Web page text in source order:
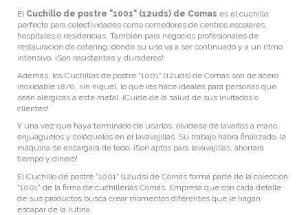
El Cuchillo de postre "1001" (12uds) de Comas es el cuchillo
perfecto para colectividades como comedores de centros escolares,
hospitales o residencias. También para negocios profesionales de
restauración de catering, donde su uso va a ser continuado y a un ritmo
intensivo. ¡Son resistentes y duraderos!
Además, los Cuchillos de postre "1001" (12uds) de Comas son de acero
inoxidable 18/0, sin níquel, lo que les hace ideales para personas que
sean alérgicas a este metal. ¡Cuide de la salud de sus invitados o
clientes!
Y una vez que haya terminado de usarlos, olvídese de lavarlos a mano,
enjuáguelos y colóquelos en el lavavajillas. Su trabajo habrá finalizado, la
máquina se encargará de todo. ¡Son aptos para lavavajillas, ahorrará
tiempo y dinero!
El Cuchillo de postre "1001" (12uds) de Comas forma parte de la colección
"1001" de la firma de cuchillerías Comas. Empresa que con cada detalle
de sus productos busca crear momentos diferentes que le hagan
escapar de la rutina.